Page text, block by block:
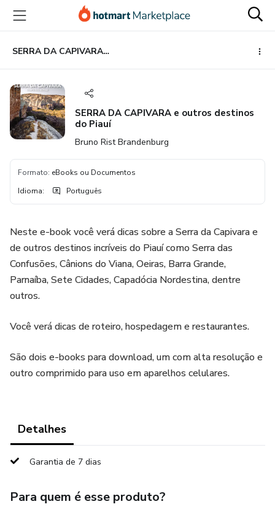
para
conteúdo
principal
para
pagamento
para
rodapé
SERRA DA CAPIVARA e outros destinos do Piauí
SERRA DA CAPIVARA e outros destinos
do Piauí
Bruno Rist Brandenburg
Formato: eBooks ou Documentos
Idioma: Português
Neste e-book você verá dicas sobre a Serra da Capivara e
de outros destinos incríveis do Piauí como Serra das
Confusões, Cânions do Viana, Oeiras, Barra Grande,
Parnaíba, Sete Cidades, Capadócia Nordestina, dentre
outros.
Você verá dicas de roteiro, hospedagem e restaurantes.
São dois e-books para download, um com alta resolução e
outro comprimido para uso em aparelhos celulares.
Detalhes
Garantia de 7 dias
Para quem é esse produto?